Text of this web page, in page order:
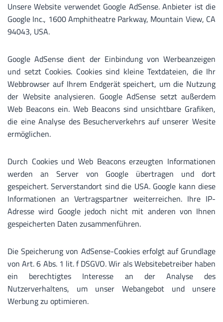
Unsere Website verwendet Google AdSense. Anbieter ist die
Google Inc., 1600 Amphitheatre Parkway, Mountain View, CA
94043, USA.
Google AdSense dient der Einbindung von Werbeanzeigen
und setzt Cookies. Cookies sind kleine Textdateien, die Ihr
Webbrowser auf Ihrem Endgerät speichert, um die Nutzung
der Website analysieren. Google AdSense setzt außerdem
Web Beacons ein. Web Beacons sind unsichtbare Grafiken,
die eine Analyse des Besucherverkehrs auf unserer Wesite
ermöglichen.
Durch Cookies und Web Beacons erzeugten Informationen
werden an Server von Google übertragen und dort
gespeichert. Serverstandort sind die USA. Google kann diese
Informationen an Vertragspartner weiterreichen. Ihre IP-
Adresse wird Google jedoch nicht mit anderen von Ihnen
gespeicherten Daten zusammenführen.
Die Speicherung von AdSense-Cookies erfolgt auf Grundlage
von Art. 6 Abs. 1 lit. f DSGVO. Wir als Websitebetreiber haben
ein berechtigtes Interesse an der Analyse des
Nutzerverhaltens, um unser Webangebot und unsere
Werbung zu optimieren.